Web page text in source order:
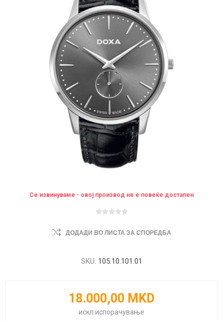
Се извинуваме - овој производ не е повеќе достапен
ДОДАДИ ВО ЛИСТА ЗА СПОРЕДБА
SKU: 105.10.101.01
18.000,00 MKD
искл. испорачување